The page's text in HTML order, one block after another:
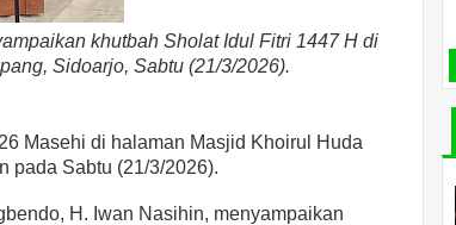
khutbah Sholat Idul Fitri 1447 H di
Sidoarjo, Sabtu (21/3/2026).
Masehi di halaman Masjid Khoirul Huda
pada Sabtu (21/3/2026).
H. Iwan Nasihin, menyampaikan